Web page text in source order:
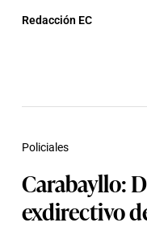
Redacción EC
Carabayllo:
exdirectivo
Policiales